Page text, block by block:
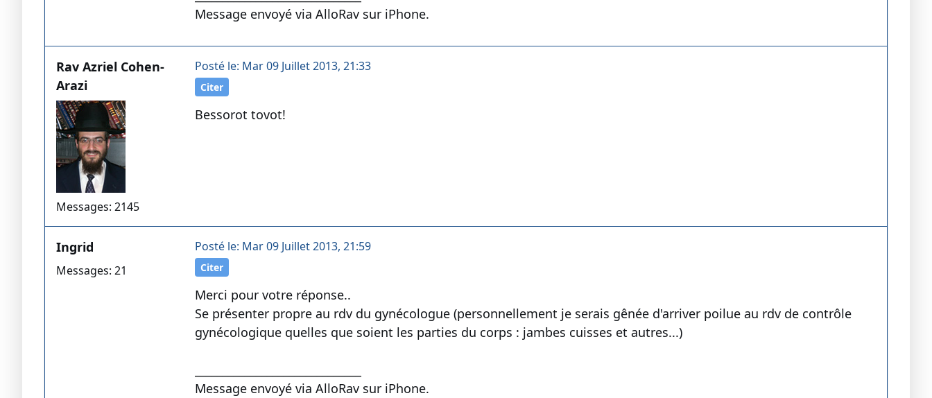
Message envoyé via AlloRav sur iPhone.
Rav Azriel Cohen-
Arazi
Messages: 2145
Posté le: Mar 09 Juillet 2013, 21:33
Citer
Bessorot tovot!
Ingrid
Messages: 21
Posté le: Mar 09 Juillet 2013, 21:59
Citer
Merci pour votre réponse..
Se présenter propre au rdv du gynécologue (personnellement je serais gênée d'arriver poilue au rdv de contrôle
gynécologique quelles que soient les parties du corps : jambes cuisses et autres...)
Message envoyé via AlloRav sur iPhone.